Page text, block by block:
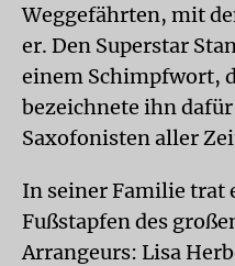
Weggefährten, mit
er. Den Superstar
einem Schimpfwort,
bezeichnete ihn
Saxofonisten aller
In seiner Familie trat
Fußstapfen des
Arrangeurs: Lisa